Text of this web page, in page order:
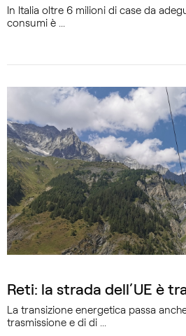
In Italia oltre 6 milioni di case da
consumi è ...
Reti: la strada dell’UE è
La transizione energetica passa
trasmissione e di di ...